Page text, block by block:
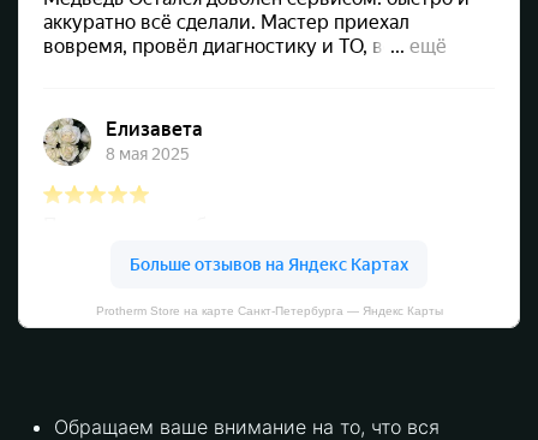
Protherm Store на карте Санкт‑Петербурга — Яндекс Карты
Обращаем ваше внимание на то, что вся